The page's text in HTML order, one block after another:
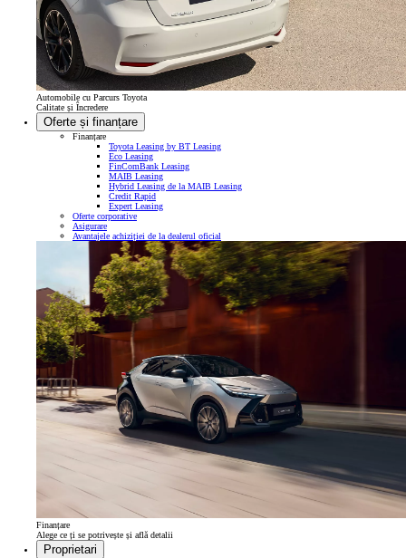
Automobile cu Parcurs Toyota
Calitate și Încredere
Oferte și finanțare
Finanțare
Toyota Leasing by BT Leasing
Eco Leasing
FinComBank Leasing
MAIB Leasing
Hybrid Leasing de la MAIB Leasing
Credit Rapid
Expert Leasing
Oferte corporative
Asigurare
Avantajele achiziției de la dealerul oficial
Finanțare
Alege ce ți se potrivește și află detalii
Proprietari